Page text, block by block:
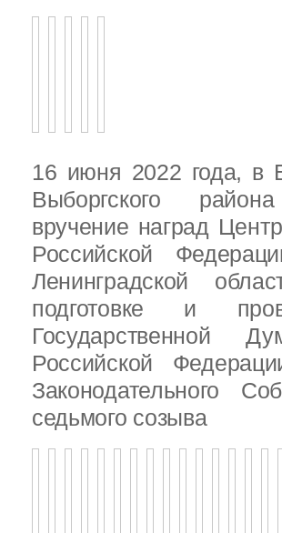
16 июня 2022 года, в
Выборгского
вручение наград
Российской
Ленинградской
подготовке и
Государственной
Российской
Законодательного
седьмого созыва